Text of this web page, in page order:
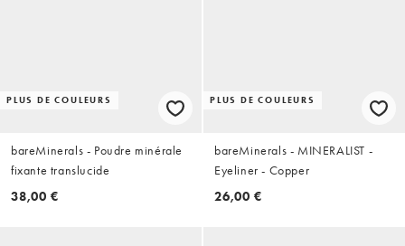
PLUS DE COULEURS
bareMinerals - Poudre minérale
fixante translucide
38,00 €
PLUS DE COULEURS
bareMinerals - MINERALIST -
Eyeliner - Copper
26,00 €